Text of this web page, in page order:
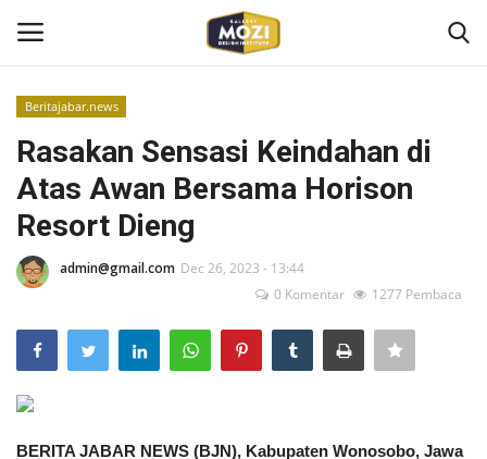
Home
Mozi Design Institute
Bootcamp
Gallery Shop
Beritajabar.news
Rasakan Sensasi Keindahan di
Atas Awan Bersama Horison
Resort Dieng
admin@gmail.com Dec 26, 2023 - 13:44
0 Komentar
1277 Pembaca
BERITA JABAR NEWS (BJN), Kabupaten Wonosobo, Jawa